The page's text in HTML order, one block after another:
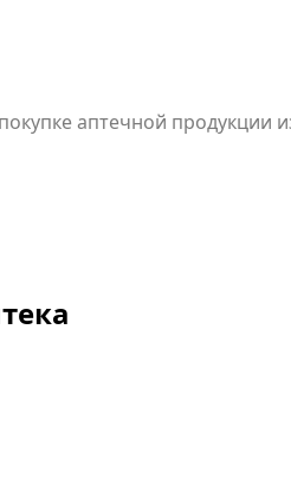
аптечной продукции
будьте внимательны.